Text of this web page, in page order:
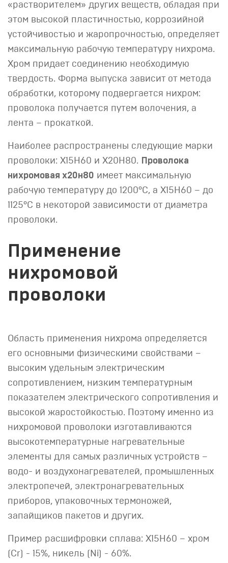
«растворителем» других веществ, обладая при
этом высокой пластичностью, коррозийной
устойчивостью и жаропрочностью, определяет
максимальную рабочую температуру нихрома.
Хром придает соединению необходимую
твердость. Форма выпуска зависит от метода
обработки, которому подвергается нихром:
проволока получается путем волочения, а
лента – прокаткой.
Наиболее распространены следующие марки
проволоки: Х15Н60 и Х20Н80. Проволока
нихромовая х20н80 имеет максимальную
рабочую температуру до 1200°C, а Х15Н60 – до
1125°С в некоторой зависимости от диаметра
проволоки.
Применение
нихромовой
проволоки
Область применения нихрома определяется
его основными физическими свойствами –
высоким удельным электрическим
сопротивлением, низким температурным
показателем электрического сопротивления и
высокой жаростойкостью. Поэтому именно из
нихромовой проволоки изготавливаются
высокотемпературные нагревательные
элементы для самых различных устройств –
водо- и воздухонагревателей, промышленных
электропечей, электронагревательных
приборов, упаковочных термоножей,
запайщиков пакетов и других.
Пример расшифровки сплава: Х15Н60 – хром
(Cr) - 15%, никель (Ni) - 60%.